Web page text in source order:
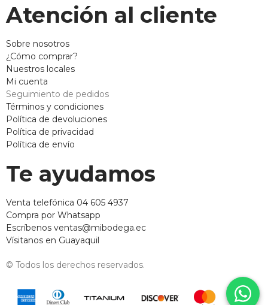
Atención al cliente
Sobre nosotros
¿Cómo comprar?
Nuestros locales
Mi cuenta
Seguimiento de pedidos
Términos y condiciones
Política de devoluciones
Política de privacidad
Política de envío
Te ayudamos
Venta telefónica 04 605 4937
Compra por Whatsapp
Escríbenos ventas@mibodega.ec
Vísitanos en Guayaquil
© Todos los derechos reservados.